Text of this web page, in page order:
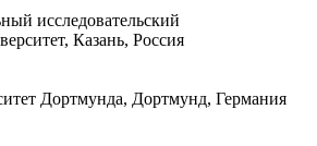
исследовательский
Казань, Россия
Дортмунда, Дортмунд, Германия